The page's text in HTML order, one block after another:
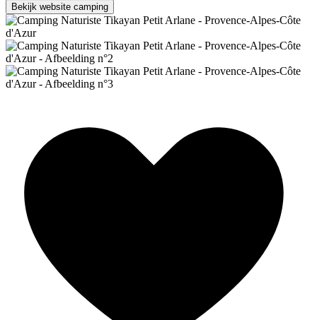
Bekijk website camping